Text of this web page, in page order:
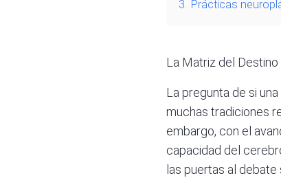
3. Prácticas
La Matriz del Destino
La pregunta de si
muchas tradiciones
embargo, con el
capacidad del
las puertas al